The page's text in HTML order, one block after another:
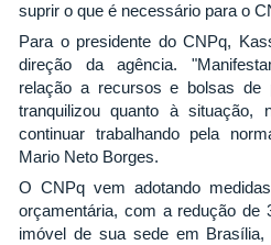
suprir o que é necessário para o
Para o presidente do CNPq,
direção da agência.
relação a recursos e bolsas de
tranquilizou quanto à situação,
continuar trabalhando pela
Mario Neto Borges.
O CNPq vem adotando
orçamentária, com a redução de
imóvel de sua sede em